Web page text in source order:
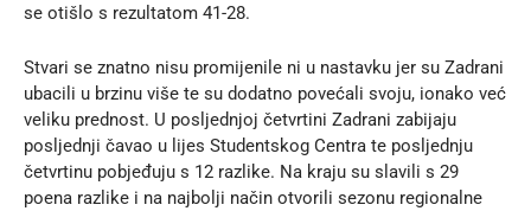
se otišlo s rezultatom 41-28.
Stvari se znatno nisu promijenile ni u nastavku jer su Zadrani
ubacili u brzinu više te su dodatno povećali svoju, ionako već
veliku prednost. U posljednjoj četvrtini Zadrani zabijaju
posljednji čavao u lijes Studentskog Centra te posljednju
četvrtinu pobjeđuju s 12 razlike. Na kraju su slavili s 29
poena razlike i na najbolji način otvorili sezonu regionalne